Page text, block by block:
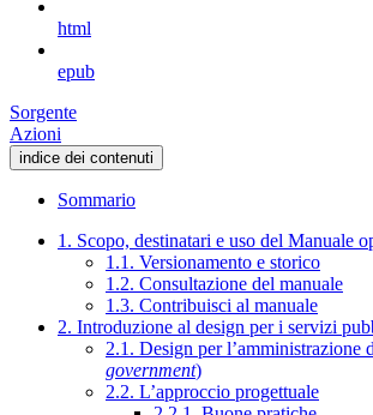
html
epub
Sorgente
Azioni
indice dei contenuti
Sommario
1. Scopo, destinatari e uso del Manuale
1.1. Versionamento e storico
1.2. Consultazione del manuale
1.3. Contribuisci al manuale
2. Introduzione al design per i servizi
2.1. Design per l’amministrazione
government)
2.2. L’approccio progettuale